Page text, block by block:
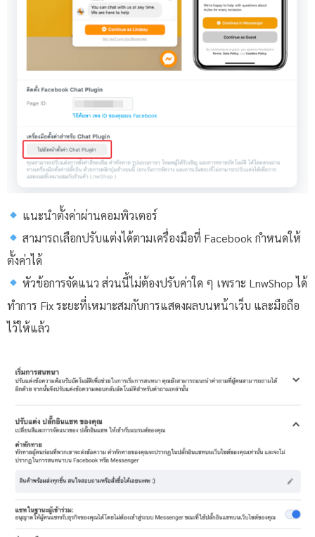
แนะนำตั้งค่าผ่านคอมพิวเตอร์
สามารถเลือกปรับแต่งได้ตามเครื่องมือที่ Facebook กำหนดให้
ตั้งค่าได้
หัวข้อการจัดแนว ส่วนนี้ไม่ต้องปรับค่าใด ๆ เพราะ LnwShop ได้
ทำการ Fix ระยะที่เหมาะสมกับการแสดงผลบนหน้าเว็บ และมือถือ
ไว้ให้แล้ว